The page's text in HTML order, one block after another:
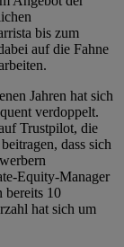
bis zum
auf die Fahne
Jahren hat sich
verdoppelt.
Trustpilot, die
dass sich
Equity-Manager
bereits 10
hat sich um